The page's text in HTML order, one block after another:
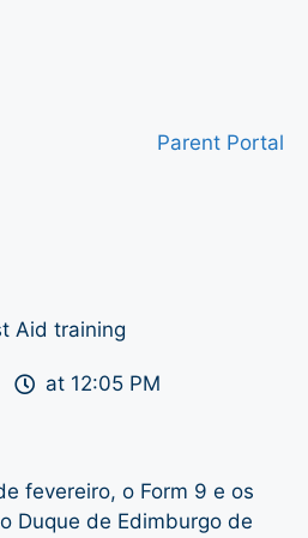
Parent Portal
Aid training
at 12:05 PM
fevereiro, o Form 9 e os
Duque de Edimburgo de